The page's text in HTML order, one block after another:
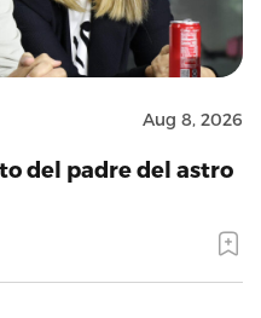
Aug 8, 2026
del padre del astro